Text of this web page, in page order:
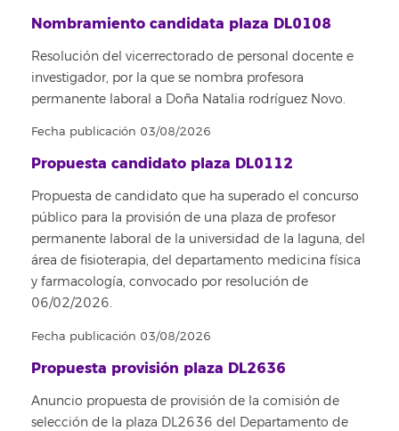
Nombramiento candidata plaza DL0108
Resolución del vicerrectorado de personal docente e
investigador, por la que se nombra profesora
permanente laboral a Doña Natalia rodríguez Novo.
Fecha publicación 03/08/2026
Propuesta candidato plaza DL0112
Propuesta de candidato que ha superado el concurso
público para la provisión de una plaza de profesor
permanente laboral de la universidad de la laguna, del
área de fisioterapia, del departamento medicina física
y farmacología, convocado por resolución de
06/02/2026.
Fecha publicación 03/08/2026
Propuesta provisión plaza DL2636
Anuncio propuesta de provisión de la comisión de
selección de la plaza DL2636 del Departamento de